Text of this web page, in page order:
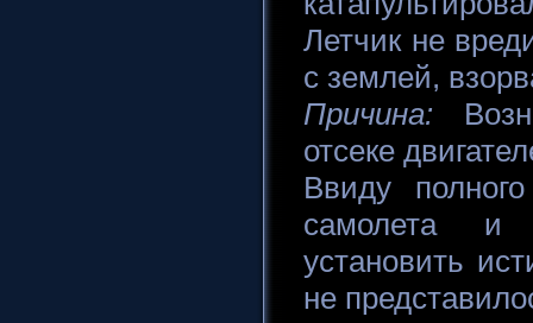
Летчик не
с землей,
Причина:
отсеке
Ввиду
самолета и
установить
не